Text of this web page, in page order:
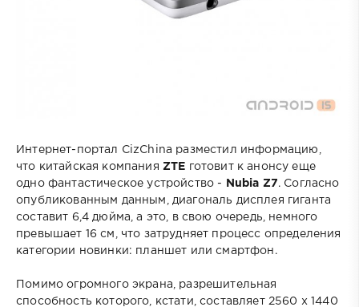
Интернет-портал CizChina разместил информацию,
что китайская компания ZTE готовит к анонсу еще
одно фантастическое устройство -
Nubia Z7. Согласно
опубликованным данным, диагональ дисплея гиганта
составит 6,4 дюйма, а это, в свою очередь, немного
превышает 16 см, что затрудняет процесс определения
категории новинки: планшет или смартфон.
Помимо огромного экрана, разрешительная
способность которого, кстати, составляет 2560 х 1440